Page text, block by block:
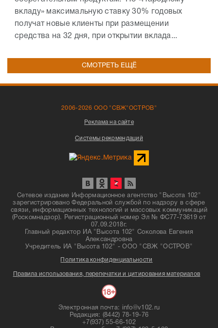
вкладу» максимальную ставку 30% годовых
получат новые клиенты при размещении
средства на 32 дня, при открытии вклада...
СМОТРЕТЬ ЕЩЁ
2006-2026 ООО "СВЖ"ОСТРОВ"
Реклама на сайте
Системы рекомендаций
Сетевое издание Информационное агентство "Высота 102"
зарегистрировано Федеральной службой по надзору в сфере
связи, информационных технологий и массовых коммуникаций
(Роскомнадзор). Регистрационный номер Эл № ФС77-73619 от
07.09.2018г.
Главный редактор ИА "Высота 102" Соколова Евгения
Александровна
Учредитель ИА "Высота 102" - ООО "СВЖ "ОСТРОВ"
Политика конфиденциальности
Правила использования, перепечатки и цитирования материалов
Электронная почта: info@v102.ru
Редакция: (8442) 78-19-76
+7(937) 55-66-102